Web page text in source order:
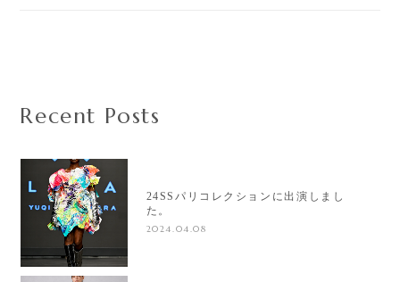
Recent Posts
24SSパリコレクションに出演しまし
た。
2024.04.08